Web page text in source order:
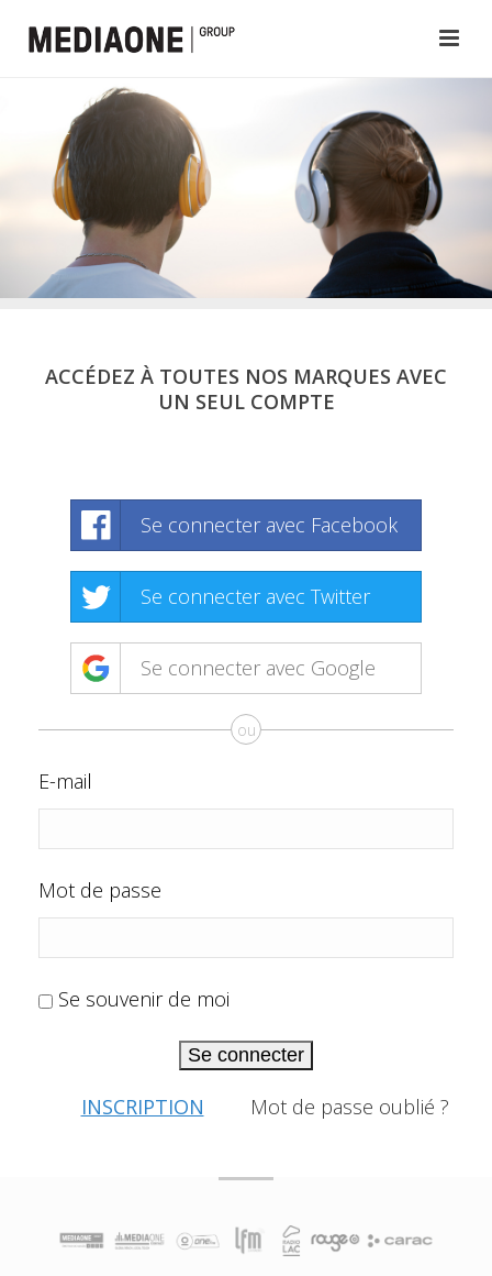
ACCÉDEZ À TOUTES NOS MARQUES AVEC
UN SEUL COMPTE
Se connecter avec Facebook
Se connecter avec Twitter
Se connecter avec Google
ou
E-mail
Mot de passe
Se souvenir de moi
Se connecter
INSCRIPTION Mot de passe oublié ?